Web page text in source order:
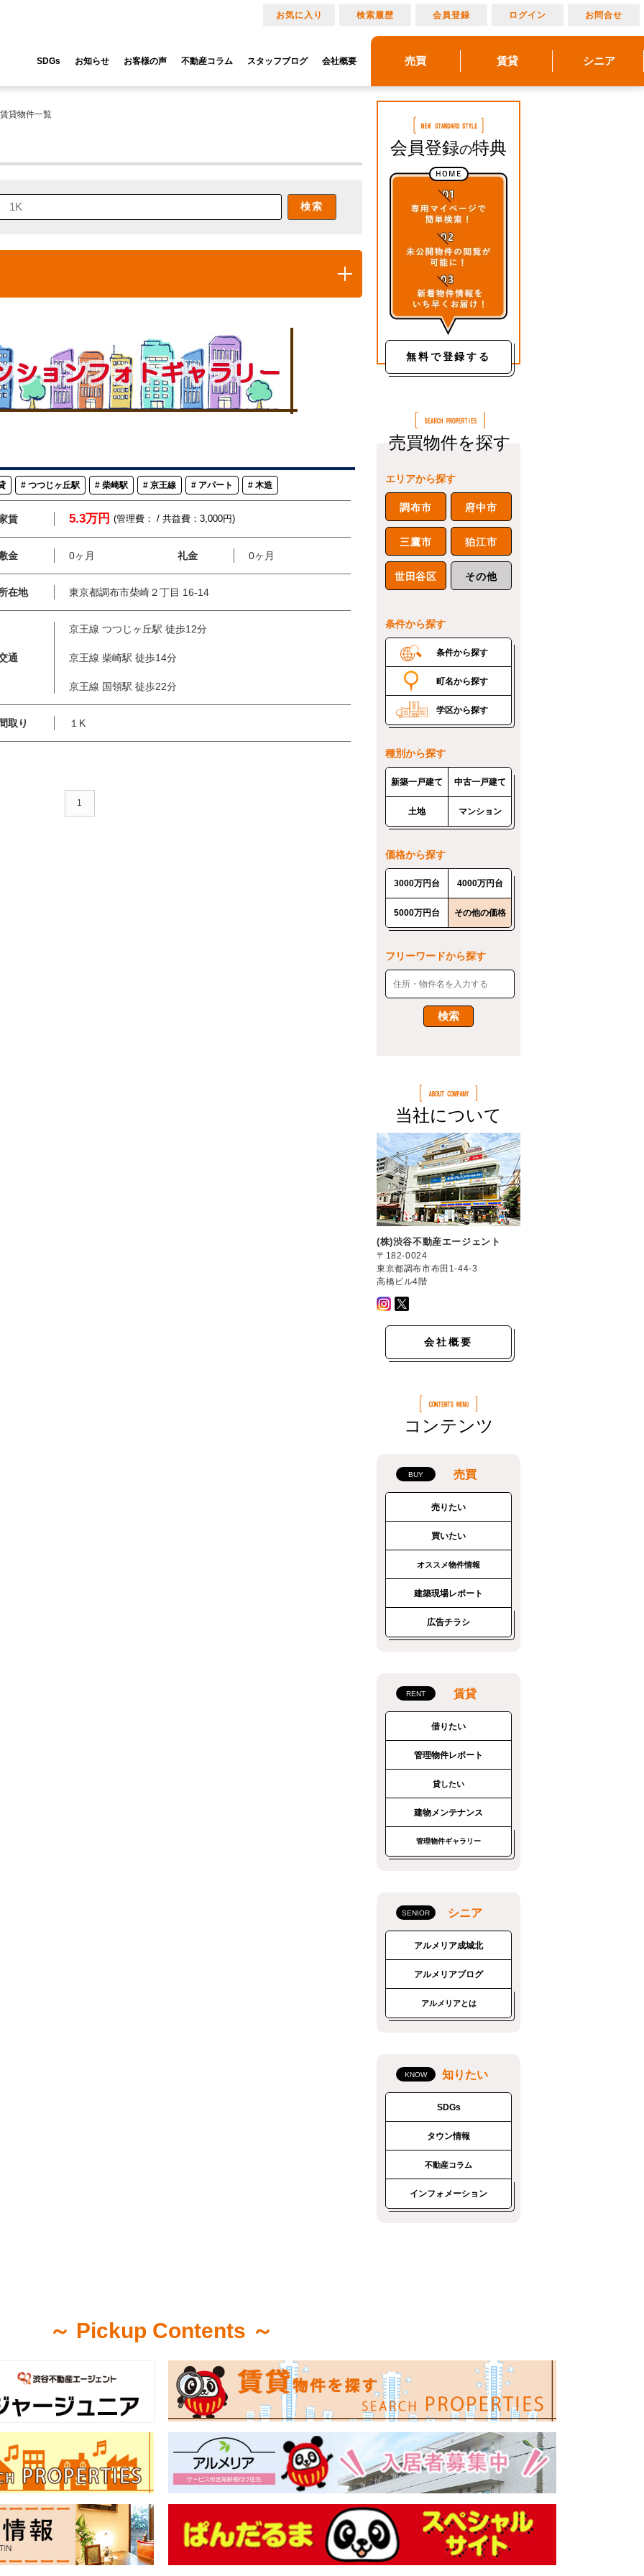
お気に入り 検索履歴 会員登録 ログイン お問合せ
SDGs お知らせ お客様の声 不動産コラム スタッフブログ 会社概要 売買
リノベーション
マンション情報
賃貸 シニア
貸物件一覧
検索
つつじヶ丘駅 柴崎駅 京王線 アパート 木造
賃 5.3万円 (管理費： / 共益費：3,000円)
金 0ヶ月 礼金 0ヶ月
在地 東京都調布市柴崎２丁目 16-14
通
京王線 つつじヶ丘駅 徒歩12分
京王線 柴崎駅 徒歩14分
京王線 国領駅 徒歩22分
取り １K
1
会員登録の特典
無料で登録する
売買物件を探す
エリアから探す
調布市 府中市
三鷹市 狛江市
世田谷区 その他
条件から探す
条件から探す
町名から探す
学区から探す
種別から探す
新築一戸建て 中古一戸建て
土地 マンション
価格から探す
3000万円台 4000万円台
5000万円台 その他の価格
フリーワードから探す
当社について
(株)渋谷不動産エージェント
〒182-0024
東京都調布市布田1-44-3
高橋ビル4階
会社概要
コンテンツ
売買
売りたい
買いたい
オススメ物件情報
建築現場レポート
広告チラシ
賃貸
借りたい
管理物件レポート
貸したい
建物メンテナンス
管理物件ギャラリー
シニア
アルメリア成城北
アルメリアブログ
アルメリアとは
知りたい
SDGs
タウン情報
不動産コラム
インフォメーション
～ Pickup Contents ～